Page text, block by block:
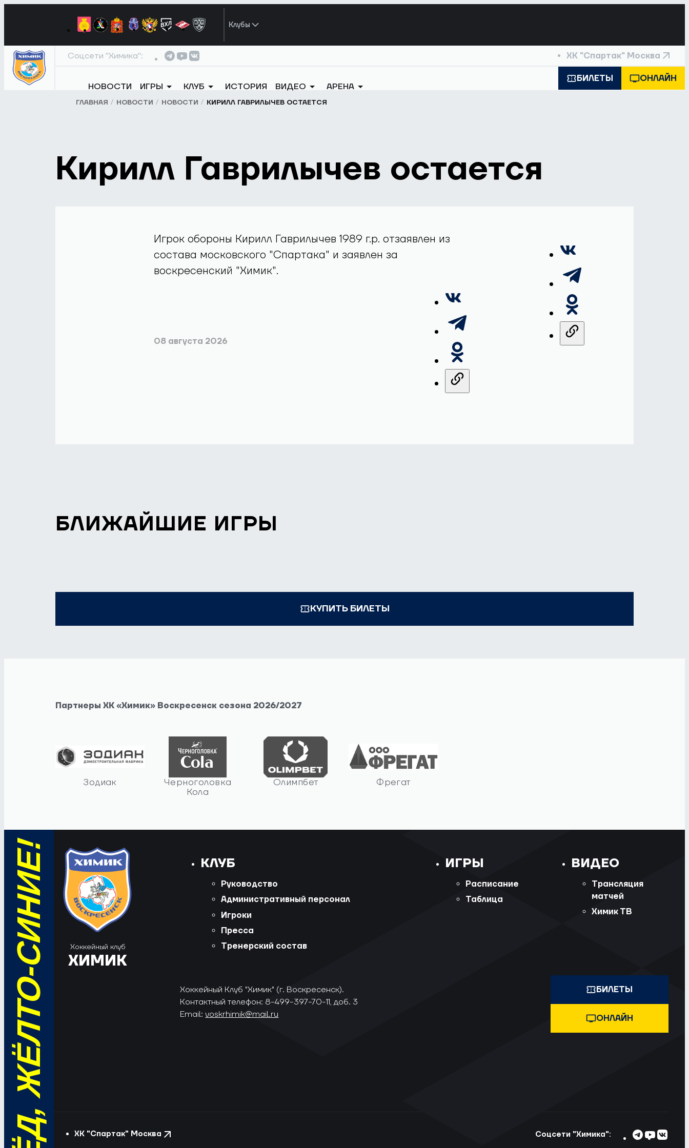
Клубы
Соцсети "Химика": ХК "Спартак" Москва
НОВОСТИ ИГРЫ КЛУБ ИСТОРИЯ ВИДЕО АРЕНА
БИЛЕТЫ ОНЛАЙН
ГЛАВНАЯ НОВОСТИ НОВОСТИ КИРИЛЛ ГАВРИЛЫЧЕВ ОСТАЕТСЯ
Кирилл Гаврилычев остается
Игрок обороны Кирилл Гаврилычев 1989 г.р. отзаявлен из
состава московского "Спартака" и заявлен за
воскресенский "Химик".
08 августа 2026
БЛИЖАЙШИЕ ИГРЫ
КУПИТЬ БИЛЕТЫ
Партнеры ХК «Химик» Воскресенск сезона 2026/2027
Зодиак
Черноголовка
Кола
Олимпбет Фрегат
ВПЕРЁД, ЖЁЛТО-СИНИЕ! Хоккейный клуб
ХИМИК
КЛУБ
Руководство
Административный персонал
Игроки
Пресса
Тренерский состав
ИГРЫ
Расписание
Таблица
ВИДЕО
Трансляция
матчей
Химик ТВ
Хоккейный Клуб "Химик" (г. Воскресенск).
Контактный телефон: 8-499-397-70-11, доб. 3
Email:voskrhimik@mail.ru
БИЛЕТЫ
ОНЛАЙН
ХК "Спартак" Москва Соцсети "Химика":